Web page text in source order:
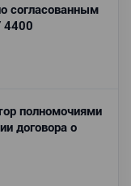
согласованным
4400
полномочиями
договора о